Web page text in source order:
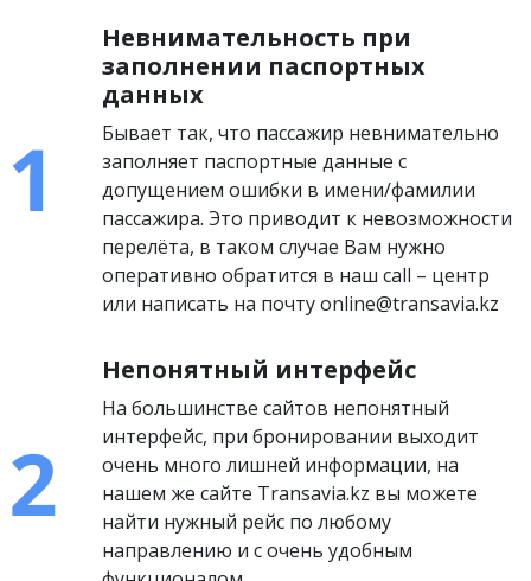
Невнимательность при
заполнении паспортных
данных
Бывает так, что пассажир невнимательно
заполняет паспортные данные с
допущением ошибки в имени/фамилии
пассажира. Это приводит к невозможности
перелёта, в таком случае Вам нужно
оперативно обратится в наш call – центр
или написать на почту online@transavia.kz
Непонятный интерфейс
На большинстве сайтов непонятный
интерфейс, при бронировании выходит
очень много лишней информации, на
нашем же сайте Transavia.kz вы можете
найти нужный рейс по любому
направлению и с очень удобным